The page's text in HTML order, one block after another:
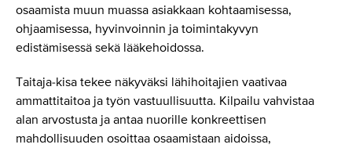
osaamista muun muassa asiakkaan kohtaamisessa,
ohjaamisessa, hyvinvoinnin ja toimintakyvyn
edistämisessä sekä lääkehoidossa.
Taitaja-kisa tekee näkyväksi lähihoitajien vaativaa
ammattitaitoa ja työn vastuullisuutta. Kilpailu vahvistaa
alan arvostusta ja antaa nuorille konkreettisen
mahdollisuuden osoittaa osaamistaan aidoissa,